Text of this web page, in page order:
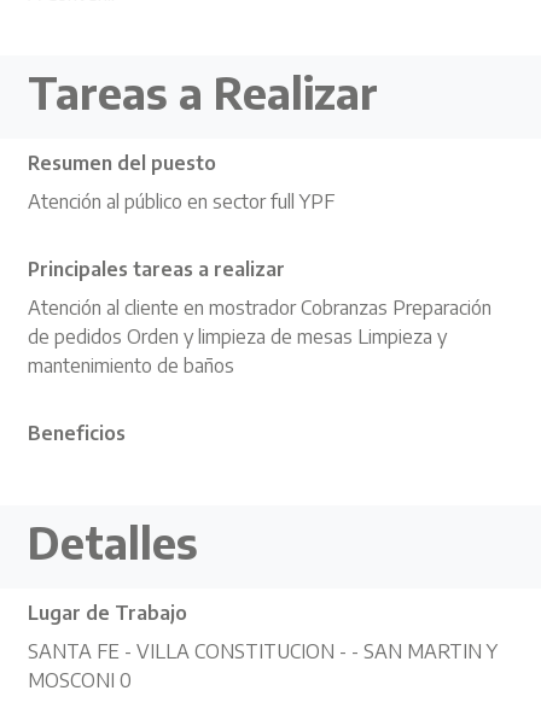
Tareas a Realizar
Resumen del puesto
Atención al público en sector full YPF
Principales tareas a realizar
Atención al cliente en mostrador Cobranzas Preparación
de pedidos Orden y limpieza de mesas Limpieza y
mantenimiento de baños
Beneficios
Detalles
Lugar de Trabajo
SANTA FE - VILLA CONSTITUCION - - SAN MARTIN Y
MOSCONI 0